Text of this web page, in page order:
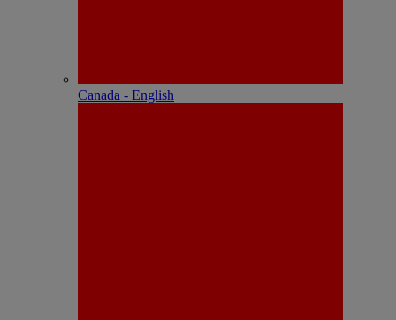
Canada - English